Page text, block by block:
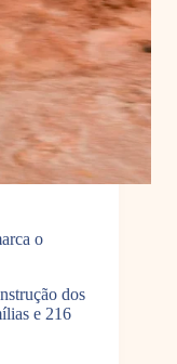
o
dos
e 216